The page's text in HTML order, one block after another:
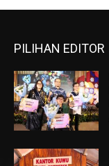
PILIHAN EDITOR